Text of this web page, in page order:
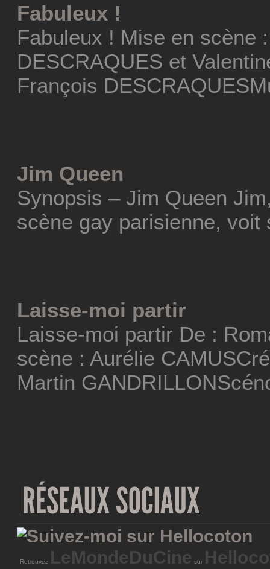
Fabuleux !
Fabuleux ! Mise en scène
DESCRAQUES et
François
Jim Queen
Synopsis – Jim Queen
scène gay parisienne, voit
Laisse-moi partir
Laisse-moi partir De :
scène : Aurélie
Martin
Retrouvez LeMondeDuCine sur